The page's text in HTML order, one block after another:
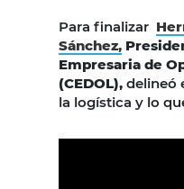
Para finalizar
Sánchez,
Empresaria de
(CEDOL), delineó
la logística y lo